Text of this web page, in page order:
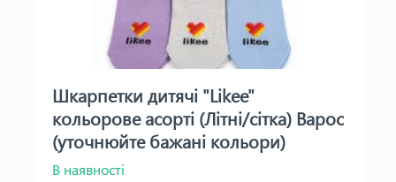
Шкарпетки дитячі "Likee"
кольорове асорті (Літні/сітка) Варос
(уточнюйте бажані кольори)
В наявності